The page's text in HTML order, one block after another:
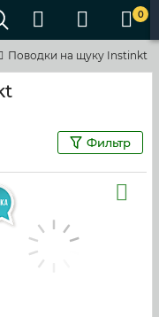
0
Поводки на щуку Instinkt
Фильтр